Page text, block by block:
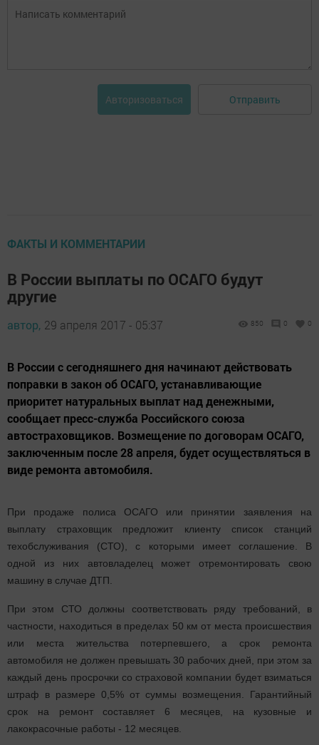
Авторизоваться Отправить
ФАКТЫ И КОММЕНТАРИИ
В России выплаты по ОСАГО будут
другие
автор, 29 апреля 2017 - 05:37 850 0 0
В России с сегодняшнего дня начинают действовать
поправки в закон об ОСАГО, устанавливающие
приоритет натуральных выплат над денежными,
сообщает пресс-служба Российского союза
автостраховщиков. Возмещение по договорам ОСАГО,
заключенным после 28 апреля, будет осуществляться в
виде ремонта автомобиля.
При продаже полиса ОСАГО или принятии заявления на
выплату страховщик предложит клиенту список станций
техобслуживания (СТО), с которыми имеет соглашение. В
одной из них автовладелец может отремонтировать свою
машину в случае ДТП.
При этом СТО должны соответствовать ряду требований, в
частности, находиться в пределах 50 км от места происшествия
или места жительства потерпевшего, а срок ремонта
автомобиля не должен превышать 30 рабочих дней, при этом за
каждый день просрочки со страховой компании будет взиматься
штраф в размере 0,5% от суммы возмещения. Гарантийный
срок на ремонт составляет 6 месяцев, на кузовные и
лакокрасочные работы - 12 месяцев.